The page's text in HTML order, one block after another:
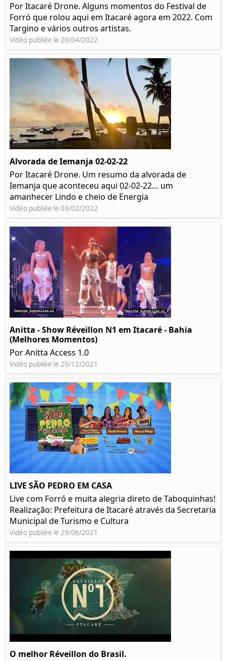
Por Itacaré Drone. Alguns momentos do Festival de
Forró que rolou aqui em Itacaré agora em 2022. Com
Targino e vários outros artistas.
Vidéo publiée le 20/04/2022
Alvorada de Iemanja 02-02-22
Por Itacaré Drone. Um resumo da alvorada de
Iemanja que aconteceu aqui 02-02-22… um
amanhecer Lindo e cheio de Energia
Vidéo publiée le 03/02/2022
Anitta - Show Réveillon N1 em Itacaré - Bahia
(Melhores Momentos)
Por Anitta Access 1.0
Vidéo publiée le 29/12/2021
LIVE SÃO PEDRO EM CASA
Live com Forró e muita alegria direto de Taboquinhas!
Realização: Prefeitura de Itacaré através da Secretaria
Municipal de Turismo e Cultura
Vidéo publiée le 29/06/2021
O melhor Réveillon do Brasil.